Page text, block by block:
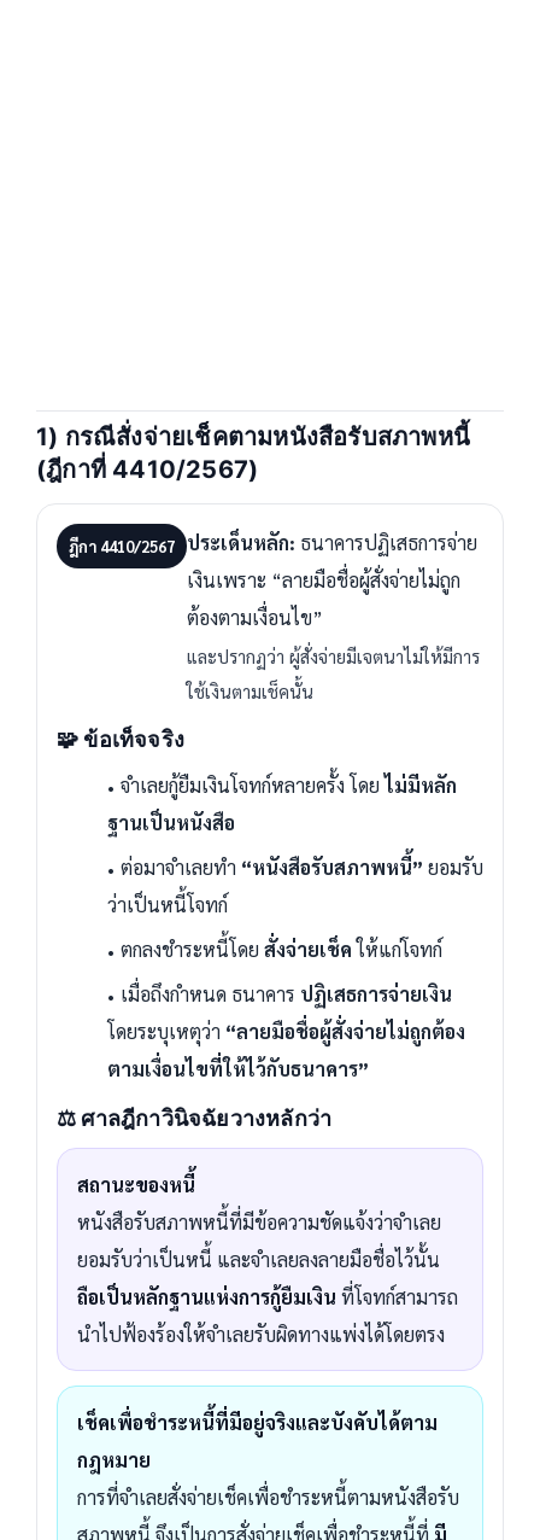
1) กรณีสั่งจ่ายเช็คตามหนังสือรับสภาพหนี้
(ฎีกาที่ 4410/2567)
ฎีกา 4410/2567 ประเด็นหลัก: ธนาคารปฏิเสธการจ่าย
เงินเพราะ “ลายมือชื่อผู้สั่งจ่ายไม่ถูก
ต้องตามเงื่อนไข”
และปรากฏว่า ผู้สั่งจ่ายมีเจตนาไม่ให้มีการ
ใช้เงินตามเช็คนั้น
🧩 ข้อเท็จจริง
จำเลยกู้ยืมเงินโจทก์หลายครั้ง โดยไม่มีหลัก
ฐานเป็นหนังสือ
ต่อมาจำเลยทำ “หนังสือรับสภาพหนี้” ยอมรับ
ว่าเป็นหนี้โจทก์
ตกลงชำระหนี้โดย สั่งจ่ายเช็คให้แก่โจทก์
เมื่อถึงกำหนด ธนาคาร ปฏิเสธการจ่ายเงิน
โดยระบุเหตุว่า “ลายมือชื่อผู้สั่งจ่ายไม่ถูกต้อง
ตามเงื่อนไขที่ให้ไว้กับธนาคาร”
⚖️ ศาลฎีกาวินิจฉัยวางหลักว่า
สถานะของหนี้
หนังสือรับสภาพหนี้ที่มีข้อความชัดแจ้งว่าจำเลย
ยอมรับว่าเป็นหนี้ และจำเลยลงลายมือชื่อไว้นั้น
ถือเป็นหลักฐานแห่งการกู้ยืมเงิน ที่โจทก์สามารถ
นำไปฟ้องร้องให้จำเลยรับผิดทางแพ่งได้โดยตรง
เช็คเพื่อชำระหนี้ที่มีอยู่จริงและบังคับได้ตาม
กฎหมาย
การที่จำเลยสั่งจ่ายเช็คเพื่อชำระหนี้ตามหนังสือรับ
สภาพหนี้ จึงเป็นการสั่งจ่ายเช็คเพื่อชำระหนี้ที่ มี